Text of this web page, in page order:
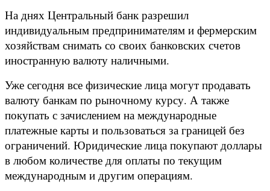
На днях Центральный банк разрешил
индивидуальным предпринимателям и фермерским
хозяйствам снимать со своих банковских счетов
иностранную валюту наличными.
Уже сегодня все физические лица могут продавать
валюту банкам по рыночному курсу. А также
покупать с зачислением на международные
платежные карты и пользоваться за границей без
ограничений. Юридические лица покупают доллары
в любом количестве для оплаты по текущим
международным и другим операциям.